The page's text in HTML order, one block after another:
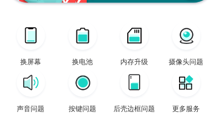
换屏幕 换电池 内存升级 摄像头问题
声音问题 按键问题 后壳边框问题 更多服务